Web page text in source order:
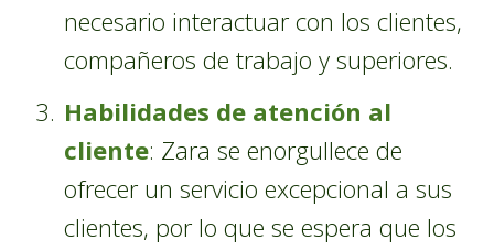
necesario interactuar con los clientes,
compañeros de trabajo y superiores.
Habilidades de atención al
cliente: Zara se enorgullece de
ofrecer un servicio excepcional a sus
clientes, por lo que se espera que los